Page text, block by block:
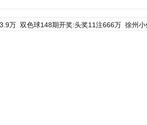
万 双色球148期开奖:头奖11注666万 徐州